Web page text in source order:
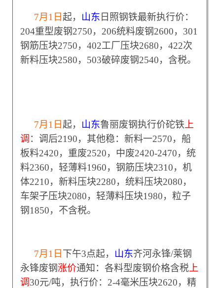
7月1日 起， 山东 日照钢铁最新执行价：
204重型废钢2750，206统料废钢2600，301
钢筋压块2750，402工厂压块2680，422次
新料压块2580，503破碎废钢2540，含税。
7月1日 起， 山东鲁丽废钢执行价砣铁 上
调 ：调后2190，其他稳：新料一2570，船
板料2420，重废2520，中废2420-2470，统
料2360，轻薄料1960，钢筋压块2310，机
体2210，新料压块2280，统料压块2080，
车架子压块2080，轻薄料压块1980，粒子
钢1850，不含税。
7月1日 下午3点起， 山东齐河永锋/莱钢
永锋废钢涨价通知：各料型废钢价格含税 上
调30元/吨，执行价：2-4毫米压块2620，精